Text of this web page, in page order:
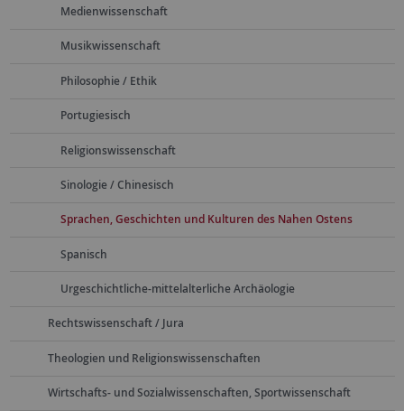
Medienwissenschaft
Musikwissenschaft
Philosophie / Ethik
Portugiesisch
Religionswissenschaft
Sinologie / Chinesisch
Sprachen, Geschichten und Kulturen des Nahen Ostens
Spanisch
Urgeschichtliche-mittelalterliche Archäologie
Rechtswissenschaft / Jura
Theologien und Religionswissenschaften
Wirtschafts- und Sozialwissenschaften, Sportwissenschaft